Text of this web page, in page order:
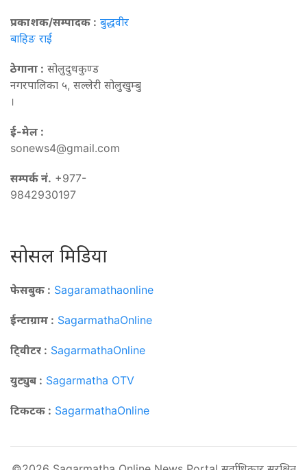
प्रकाशक/सम्पादक : बुद्धवीर
बाहिङ राई
ठेगाना : सोलुदुधकुण्ड
नगरपालिका ५, सल्लेरी सोलुखुम्बु
।
ई-मेल :
sonews4@gmail.com
सम्पर्क नं. +977-
9842930197
सोसल मिडिया
फेसबुक : Sagaramathaonline
ईन्टाग्राम : SagarmathaOnline
टि्वीटर : SagarmathaOnline
युट्युब : Sagarmatha OTV
टिकटक : SagarmathaOnline